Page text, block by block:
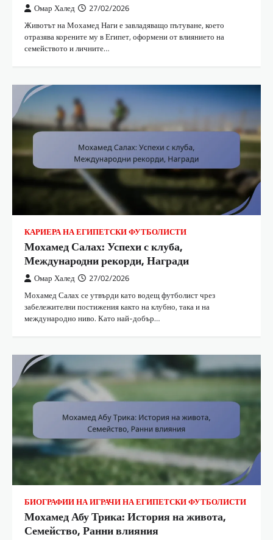
Омар Халед 27/02/2026
Животът на Мохамед Наги е завладяващо пътуване, което
отразява корените му в Египет, оформени от влиянието на
семейството и личните…
КАРИЕРА НА ЕГИПЕТСКИ ФУТБОЛИСТИ
Мохамед Салах: Успехи с клуба,
Международни рекорди, Награди
Омар Халед 27/02/2026
Мохамед Салах се утвърди като водещ футболист чрез
забележителни постижения както на клубно, така и на
международно ниво. Като най-добър…
БИОГРАФИИ НА ИГРАЧИ НА ЕГИПЕТСКИ ФУТБОЛИСТИ
Мохамед Абу Трика: История на живота,
Семейство, Ранни влияния